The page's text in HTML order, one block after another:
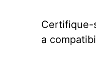
Certifique-
a